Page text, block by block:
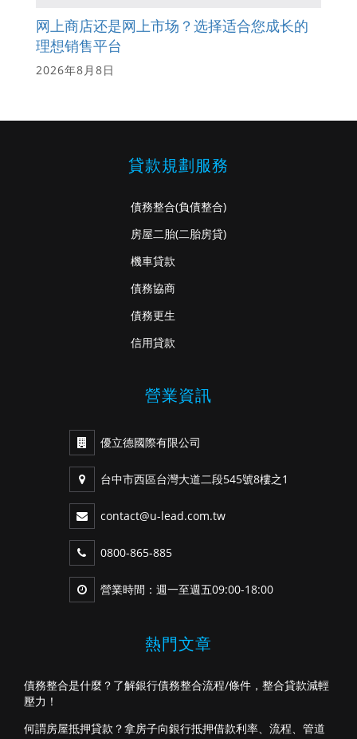
网上商店还是网上市场？选择适合您成长的
理想销售平台
2026年8月8日
貸款規劃服務
債務整合(負債整合)
房屋二胎(二胎房貸)
機車貸款
債務協商
債務更生
信用貸款
營業資訊
優立德國際有限公司
台中市西區台灣大道二段545號8樓之1
contact@u-lead.com.tw
0800-865-885
營業時間：週一至週五09:00-18:00
熱門文章
債務整合是什麼？了解銀行債務整合流程/條件，整合貸款減輕
壓力！
何謂房屋抵押貸款？拿房子向銀行抵押借款利率、流程、管道